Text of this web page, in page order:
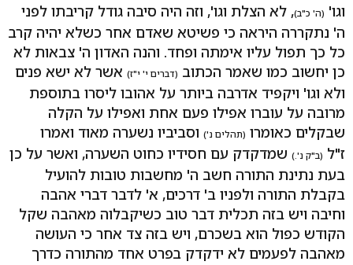
וגו' (ה' כ"ב), לא הצלת וגו', וזה היה סיבה גודל קריבתו לפני
ה' נתקררה היראה כי פשיטא שאדם אחר כשלא יהיה קרב
כל כך תפול עליו אימתה ופחד. והנה האדון ה' צבאות לא
כן יחשוב כמו שאמר הכתוב (דברים י' י"ז) אשר לא ישא פנים
ולא וגו' ויקפיד אדרבה ביותר על אהובו ליסרו בתוספת
מרובה על עוברו אפילו פעם אחת ואפילו על הקלה
שבקלים כאומרו (תהלים נ') וסביביו נשערה מאוד ואמרו
ז"ל (ב"ק נ'.) שמדקדק עם חסידיו כחוט השערה, ואשר על כן
בעת נתינת התורה חשב ה' מחשבות טובות להועיל
בקבלת התורה ולפניו ב' דרכים, א' לדבר דברי אהבה
וחיבה ויש בזה תכלית דבר טוב כשיקבלוה מאהבה שקל
הקודש כפול הוא בשכרם, ויש בזה צד אחר כי העושה
מאהבה לפעמים לא ידקדק בפרט אחד מהתורה כדרך